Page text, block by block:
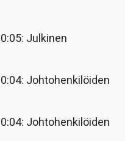
Julkinen
Johtohenkilöiden
Johtohenkilöiden